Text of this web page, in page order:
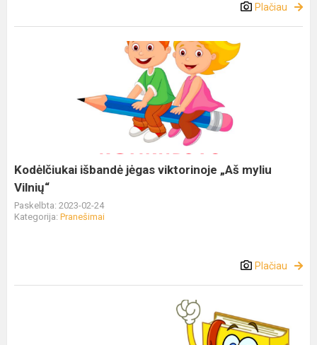
Plačiau
Kodėlčiukai išbandė jėgas viktorinoje „Aš myliu
Vilnių“
Paskelbta: 2023-02-24
Kategorija: Pranešimai
Plačiau